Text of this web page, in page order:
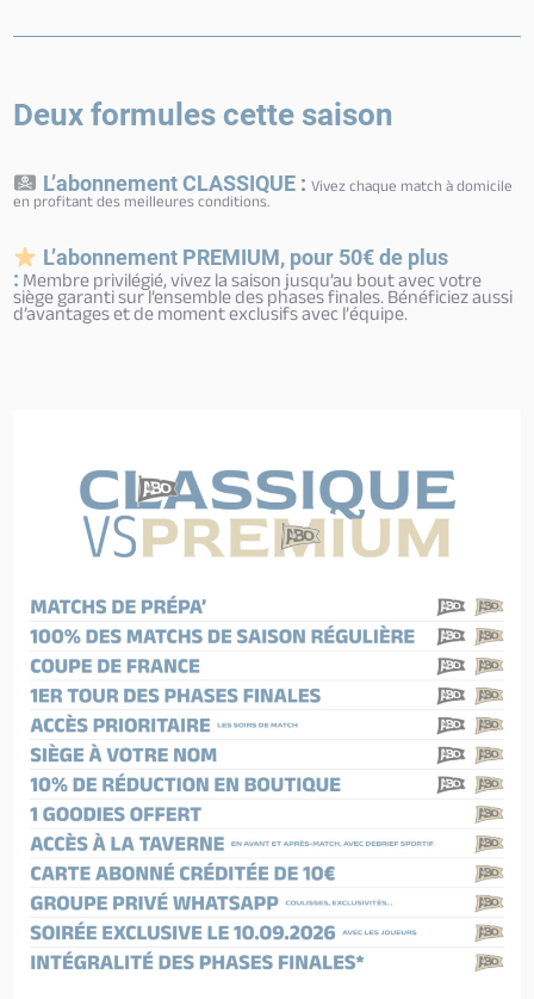
Deux formules cette saison
L’abonnement CLASSIQUE : Vivez chaque match à domicile
en profitant des meilleures conditions.
L’abonnement PREMIUM, pour 50€ de plus
: Membre privilégié, vivez la saison jusqu’au bout avec votre
siège garanti sur l’ensemble des phases finales. Bénéficiez aussi
d’avantages et de moment exclusifs avec l’équipe.